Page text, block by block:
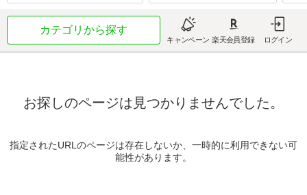
カテゴリから探す
キャンペーン 楽天会員登録 ログイン
お探しのページは見つかりませんでした。
指定されたURLのページは存在しないか、一時的に利用できない可
能性があります。